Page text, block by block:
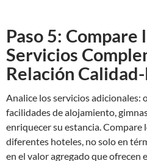
Paso 5: Compare
Servicios
Relación
Analice los servicios adicionales:
facilidades de alojamiento,
enriquecer su estancia.
diferentes hoteles, no solo en
en el valor agregado que ofrecen